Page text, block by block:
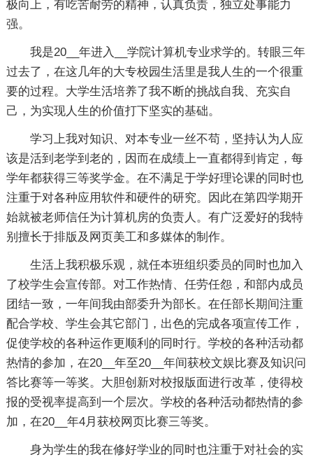
极向上，有吃苦耐劳的精神，认真负责，独立处事能力
强。
我是20__年进入__学院计算机专业求学的。转眼三年
过去了，在这几年的大专校园生活里是我人生的一个很重
要的过程。大学生活培养了我不断的挑战自我、充实自
己，为实现人生的价值打下坚实的基础。
学习上我对知识、对本专业一丝不苟，坚持认为人应
该是活到老学到老的，因而在成绩上一直都得到肯定，每
学年都获得三等奖学金。在不满足于学好理论课的同时也
注重于对各种应用软件和硬件的研究。因此在第四学期开
始就被老师信任为计算机房的负责人。有广泛爱好的我特
别擅长于排版及网页美工和多媒体的制作。
生活上我积极乐观，就任本班组织委员的同时也加入
了校学生会宣传部。对工作热情、任劳任怨，和部内成员
团结一致，一年间我由部委升为部长。在任部长期间注重
配合学校、学生会其它部门，出色的完成各项宣传工作，
促使学校的各种运作更顺利的同时行。学校的各种活动都
热情的参加，在20__年至20__年间获校文娱比赛及知识问
答比赛等一等奖。大胆创新对校报版面进行改革，使得校
报的受视率提高到一个层次。学校的各种活动都热情的参
加，在20__年4月获校网页比赛三等奖。
身为学生的我在修好学业的同时也注重于对社会的实